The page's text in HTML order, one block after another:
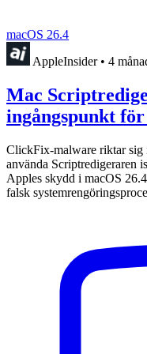
macOS 26.4
AppleInsider • 4
Mac
ingångspunkt
ClickFix-malware riktar sig
använda Scriptredigeraren
Apples skydd i macOS
falsk